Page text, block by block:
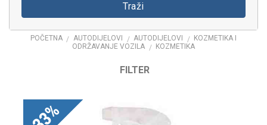
Traži
POČETNA / AUTODIJELOVI / AUTODIJELOVI / KOZMETIKA I
ODRŽAVANJE VOZILA / KOZMETIKA
FILTER